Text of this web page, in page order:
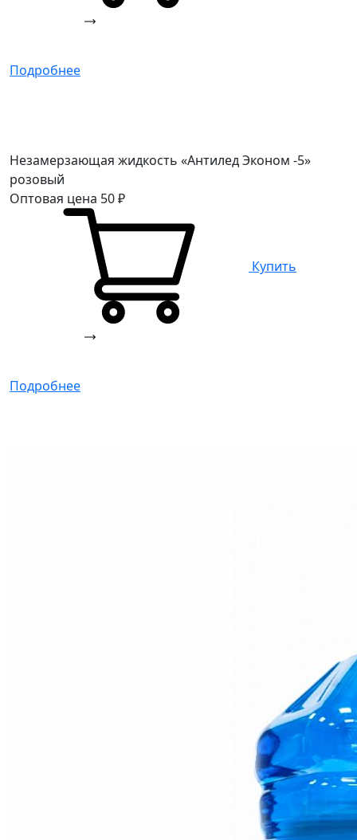
Подробнее
Незамерзающая жидкость «Антилед Эконом -5»
розовый
Оптовая цена 50₽
Купить
Подробнее